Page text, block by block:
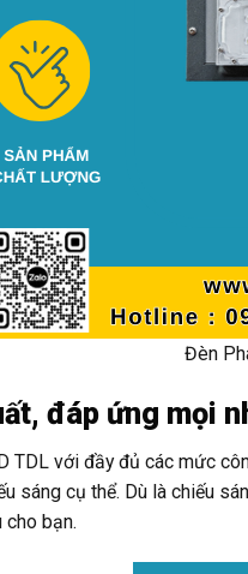
Đèn
đáp ứng mọi
TDL với đầy đủ các mức
sáng cụ thể. Dù là chiếu
bạn.